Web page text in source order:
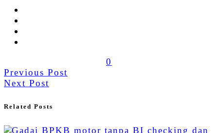
0
Previous Post
Next Post
Related Posts